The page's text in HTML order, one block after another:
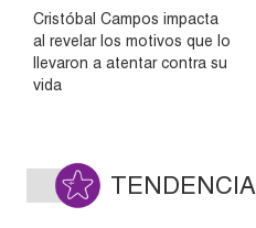
Cristóbal Campos impacta
al revelar los motivos que lo
llevaron a atentar contra su
vida
TENDENCIA